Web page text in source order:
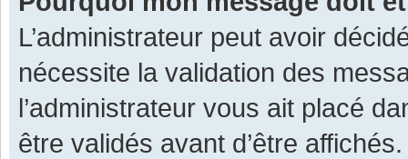
L’administrateur peut avoir
nécessite la validation des
l’administrateur vous ait placé
être validés avant d’être